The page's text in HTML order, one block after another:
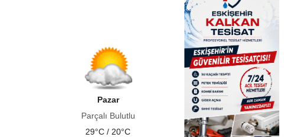
Pazar
Parçalı Bulutlu
29°C / 20°C